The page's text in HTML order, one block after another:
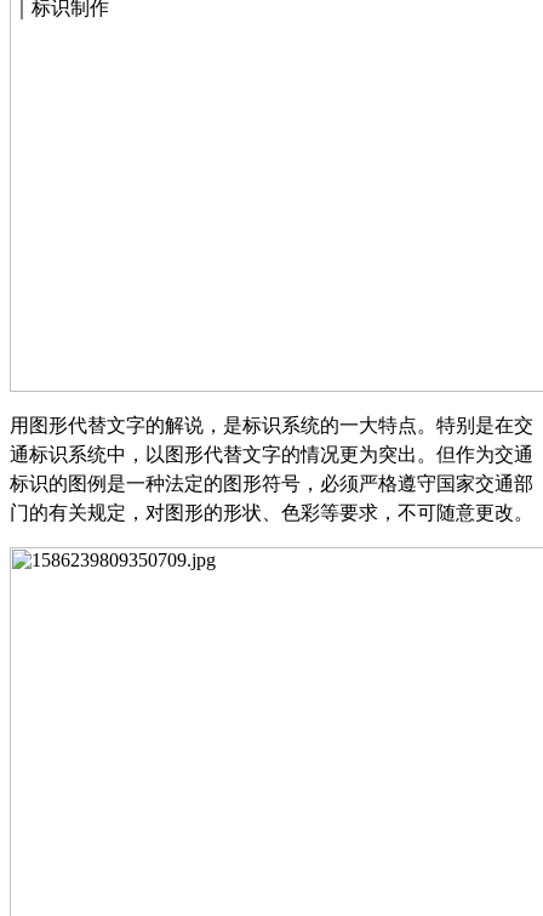
用图形代替文字的解说，是标识系统的一大特点。特别是在交
通标识系统中，以图形代替文字的情况更为突出。但作为交通
标识的图例是一种法定的图形符号，必须严格遵守国家交通部
门的有关规定，对图形的形状、色彩等要求，不可随意更改。